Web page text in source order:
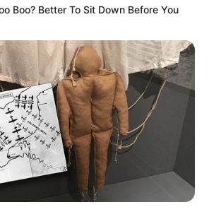
Boo? Better To Sit Down Before You